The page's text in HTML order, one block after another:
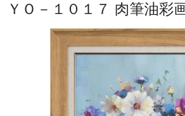
ＹＯ－１０１７ 肉筆油彩